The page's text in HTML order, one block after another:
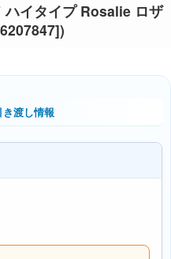
ハイタイプ Rosalie ロザ
渡し情報